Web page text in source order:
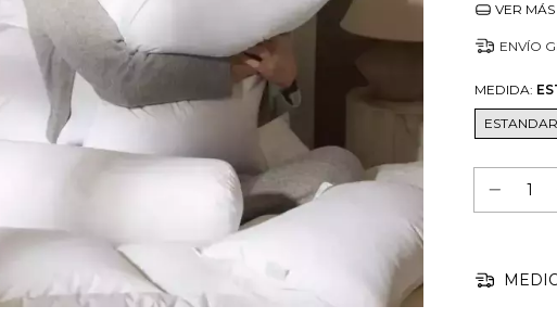
VER
ENVÍO
MEDIDA:
ESTANDAR